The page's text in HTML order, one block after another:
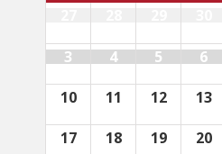
3 4 5 6
10 11 12 13
17 18 19 20